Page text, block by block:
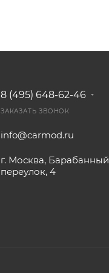
8 (495) 648-62-46
ЗАКАЗАТЬ ЗВОНОК
info@carmod.ru
г. Москва, Барабанный
переулок, 4